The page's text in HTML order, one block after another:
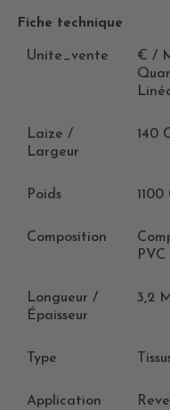
Fiche technique
Unite_vente
€ /
Laize /
Largeur
140
Poids
Composition
PVC
Longueur /
Épaisseur
3,2
Type
Application